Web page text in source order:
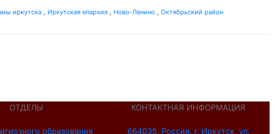
иркутска , Иркутская епархия , Ново-Ленино , Октябрьский район
ОТДЕЛЫ
образования
КОНТАКТНАЯ ИНФОРМАЦИЯ
664035, Россия, г. Иркутск, ул.